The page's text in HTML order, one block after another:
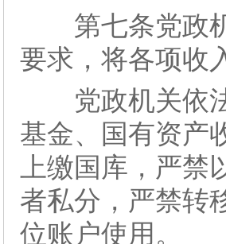
第七条党政机
要求，将各项收
党政机关依法
基金、国有资产
上缴国库，严
者私分，严禁转
位账户使用。